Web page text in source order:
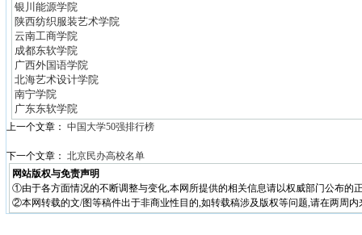
银川能源学院
陕西纺织服装艺术学院
云南工商学院
成都东软学院
广西外国语学院
北海艺术设计学院
南宁学院
广东东软学院
上一个文章： 中国大学50强排行榜
下一个文章： 北京民办高校名单
网站版权与免责声明
①由于各方面情况的不断调整与变化,本网所提供的相关信息请以权威部门公布的
②本网转载的文/图等稿件出于非商业性目的,如转载稿涉及版权等问题,请在两周内